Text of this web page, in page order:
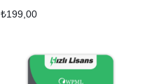
₺199,00